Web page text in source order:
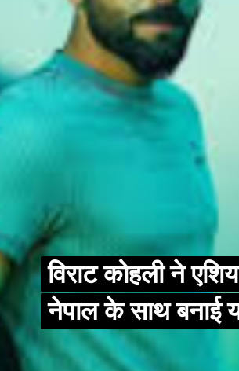
विराट कोहली ने
नेपाल के साथ बनाई
विराट कोहली ने
नेपाल के साथ बनाई